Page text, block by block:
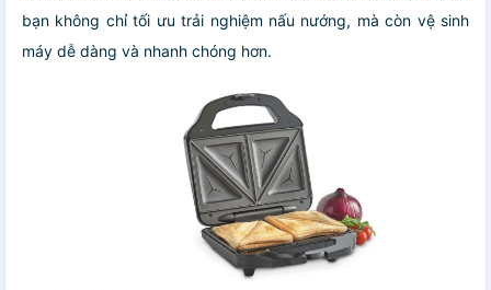
bạn không chỉ tối ưu trải nghiệm nấu nướng, mà còn vệ sinh
máy dễ dàng và nhanh chóng hơn.